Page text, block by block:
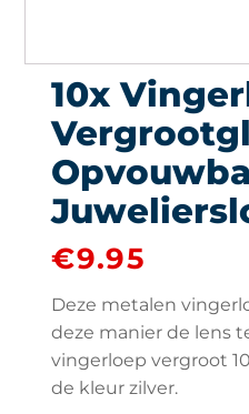
10x
€9.95
Deze metalen
deze manier de lens
vingerloep vergroot
de kleur zilver.